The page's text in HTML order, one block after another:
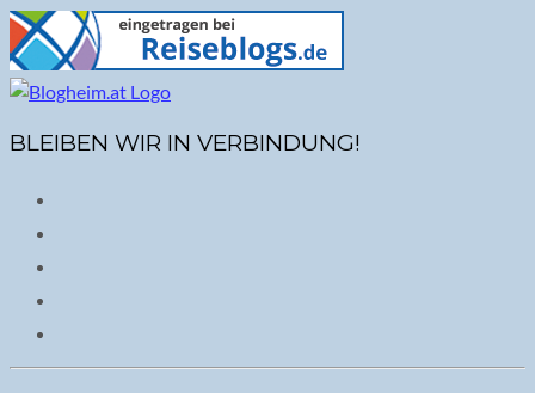
BLEIBEN WIR IN VERBINDUNG!